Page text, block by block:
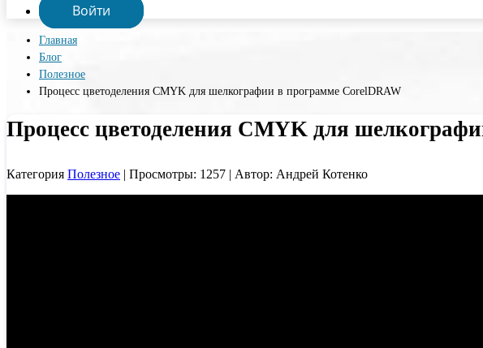
Войти
Главная
Блог
Полезное
Процесс цветоделения CMYK для шелкографии в программе CorelDRAW
Процесс цветоделения CMYK для
Категория Полезное | Просмотры: 1257 | Автор: Андрей Котенко